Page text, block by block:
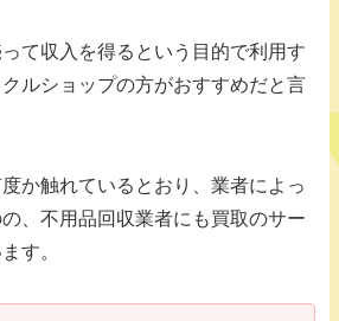
て収入を得るという目的で利用す
ルショップの方がおすすめだと言
か触れているとおり、業者によっ
、不用品回収業者にも買取のサー
す。